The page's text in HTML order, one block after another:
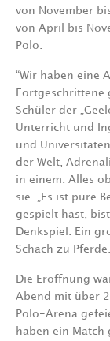
von November
von April bis
Polo.
“Wir haben eine
Fortgeschrittene
Schüler der
Unterricht und
und
der Welt,
in einem. Alles
sie. „Es ist pure
gespielt hast,
Denkspiel. Ein
Schach zu
Die Eröffnung
Abend mit über
Polo-Arena
haben ein Match